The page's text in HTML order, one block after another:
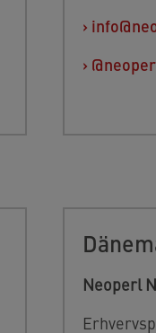
›
›
Neoperl